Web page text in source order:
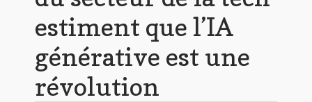
estiment que l’IA
générative est une
révolution